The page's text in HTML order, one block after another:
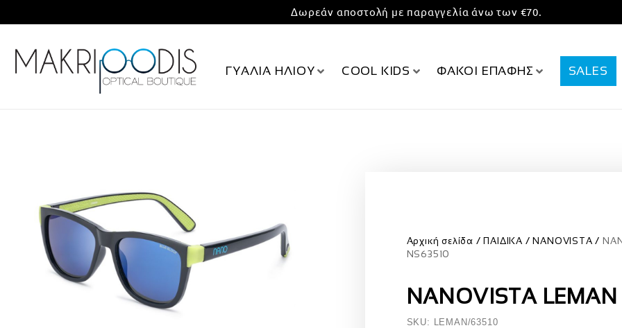
Δωρεάν αποστολή με παραγγελία άνω των €70.
ΓΥΑΛΙΑ ΗΛΙΟΥ COOL KIDS ΦΑΚΟΙ ΕΠΑΦΗΣ SALES
Αρχική σελίδα ΠΑΙΔΙΚΑ NANOVISTA
NS63510
NANOVISTA
SKU: LEMAN/63510